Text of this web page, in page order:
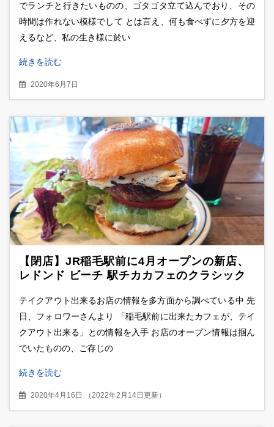
でランチと行きたいものの、ゴタゴタ立て込んでおり、その
時間は作れない模様でして とは言え、何も食べずに夕方を迎
えるなど、私の生き様に於い
続きを読む
2020年6月7日
【閉店】JR稲毛駅前に4月オープンの新店、
レドンド ビーチ 駅チカカフェのクラシック
テイクアウト出来るお店の情報を多方面から調べている中 先
日、フォロワーさんより 「稲毛駅前に出来たカフェが、テイ
クアウト出来る」との情報を入手 お店のオープン情報は掴ん
でいたものの、ご存じの
続きを読む
2020年4月16日 （2022年2月14日更新）